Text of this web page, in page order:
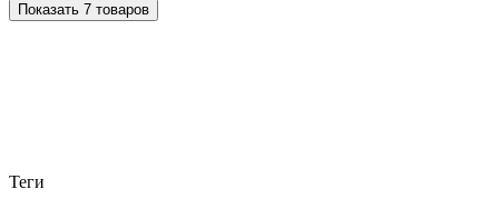
Показать 7 товаров
Теги